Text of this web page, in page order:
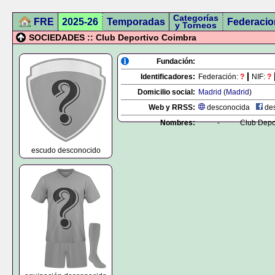
FRE 2025-26 Temporadas Categorías
y Torneos
SOCIEDADES :: Club Deportivo Coimbra
escudo desconocido
Fundación:
Identificadores: Federación: ? NIF: ?
Domicilio social: Madrid (Madrid)
Web y RRSS:
desconocida
Nombres:
- Club